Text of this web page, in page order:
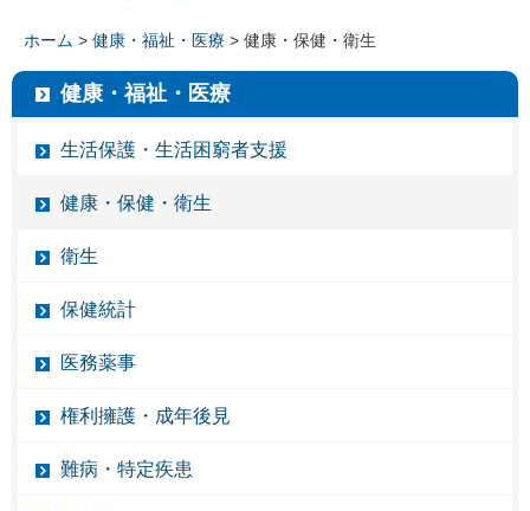
ホーム > 健康・福祉・医療 > 健康・保健・衛生
健康・福祉・医療
生活保護・生活困窮者支援
健康・保健・衛生
衛生
保健統計
医務薬事
権利擁護・成年後見
難病・特定疾患